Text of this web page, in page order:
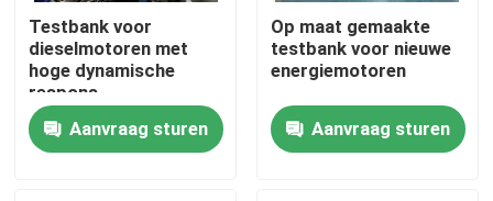
Thuis
Producten
Testbank voor
dieselmotoren met
hoge dynamische
respons
Aanvraag sturen
Op maat gemaakte
testbank voor nieuwe
energiemotoren
Aanvraag sturen